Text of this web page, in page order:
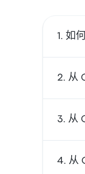
如
您可以
从
往返从
从 从